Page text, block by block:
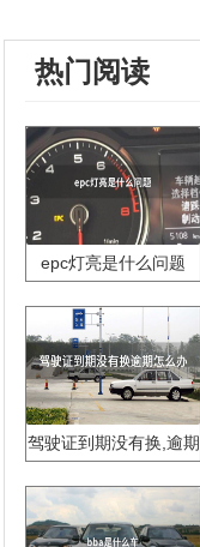
热门阅读
epc灯亮是什么问题
驾驶证到期没有换,逾期